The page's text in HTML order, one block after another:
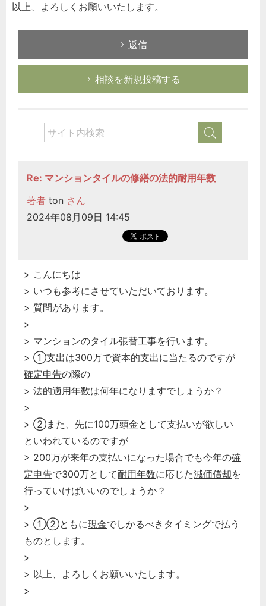
以上、よろしくお願いいたします。
返信
相談を新規投稿する
Re: マンションタイルの修繕の法的耐用年数
著者 ton さん
2024年08月09日 14:45
> こんにちは
> いつも参考にさせていただいております。
> 質問があります。
>
> マンションのタイル張替工事を行います。
> ①支出は300万で資本的支出に当たるのですが
確定申告の際の
> 法的適用年数は何年になりますでしょうか？
>
> ②また、先に100万頭金として支払いが欲しい
といわれているのですが
> 200万が来年の支払いになった場合でも今年の確
定申告で300万として耐用年数に応じた減価償却を
行っていけばいいのでしょうか？
>
> ①②ともに現金でしかるべきタイミングで払う
ものとします。
>
> 以上、よろしくお願いいたします。
>